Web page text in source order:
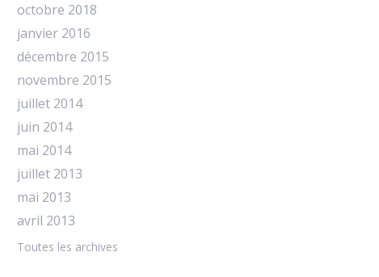
octobre 2018
janvier 2016
décembre 2015
novembre 2015
juillet 2014
juin 2014
mai 2014
juillet 2013
mai 2013
avril 2013
Toutes les archives